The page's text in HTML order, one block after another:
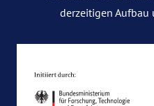
derzeitigen Aufbau